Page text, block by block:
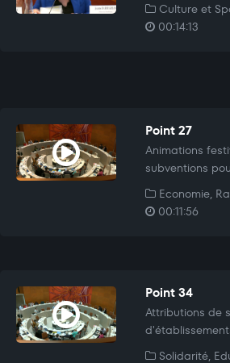
Culture et
00:14:13
Point 27
Animations
subventions
Economie,
00:11:56
Point 34
Attributions de
Solidarité,